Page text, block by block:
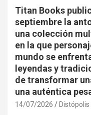
Titan Books
septiembre la
una colección
en la que
mundo se
leyendas y
de transformar
una auténtica
14/07/2026 Distópolis